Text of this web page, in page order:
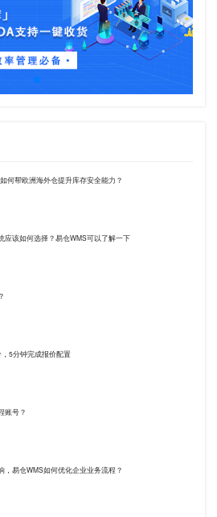
何帮欧洲海外仓提升库存安全能力？
应该如何选择？易仓WMS可以了解一下
5分钟完成报价配置
账号？
易仓WMS如何优化企业业务流程？